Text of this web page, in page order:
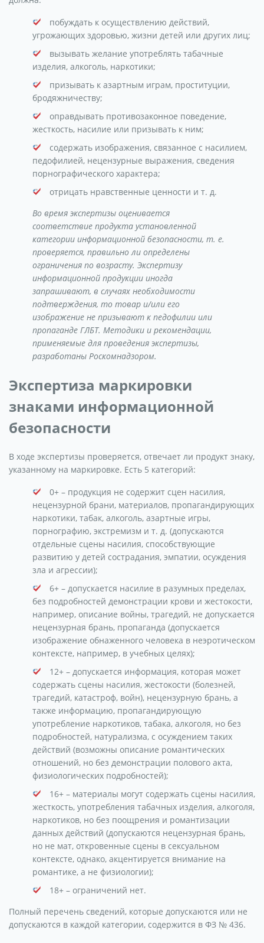
побуждать к осуществлению действий,
угрожающих здоровью, жизни детей или других лиц;
вызывать желание употреблять табачные
изделия, алкоголь, наркотики;
призывать к азартным играм, проституции,
бродяжничеству;
оправдывать противозаконное поведение,
жесткость, насилие или призывать к ним;
содержать изображения, связанное с насилием,
педофилией, нецензурные выражения, сведения
порнографического характера;
отрицать нравственные ценности и т. д.
Во время экспертизы оценивается
соответствие продукта установленной
категории информационной безопасности, т. е.
проверяется, правильно ли определены
ограничения по возрасту. Экспертизу
информационной продукции иногда
запрашивают, в случаях необходимости
подтверждения, то товар и/или его
изображение не призывают к педофилии или
пропаганде ГЛБТ. Методики и рекомендации,
применяемые для проведения экспертизы,
разработаны Роскомнадзором.
Экспертиза маркировки
знаками информационной
безопасности
В ходе экспертизы проверяется, отвечает ли продукт знаку,
указанному на маркировке. Есть 5 категорий:
0+ – продукция не содержит сцен насилия,
нецензурной брани, материалов, пропагандирующих
наркотики, табак, алкоголь, азартные игры,
порнографию, экстремизм и т. д. (допускаются
отдельные сцены насилия, способствующие
развитию у детей сострадания, эмпатии, осуждения
зла и агрессии);
6+ – допускается насилие в разумных пределах,
без подробностей демонстрации крови и жестокости,
например, описание войны, трагедий, не допускается
нецензурная брань, пропаганда (допускается
изображение обнаженного человека в неэротическом
контексте, например, в учебных целях);
12+ – допускается информация, которая может
содержать сцены насилия, жестокости (болезней,
трагедий, катастроф, войн), нецензурную брань, а
также информацию, пропагандирующую
употребление наркотиков, табака, алкоголя, но без
подробностей, натурализма, с осуждением таких
действий (возможны описание романтических
отношений, но без демонстрации полового акта,
физиологических подробностей);
16+ – материалы могут содержать сцены насилия,
жесткость, употребления табачных изделия, алкоголя,
наркотиков, но без поощрения и романтизации
данных действий (допускаются нецензурная брань,
но не мат, откровенные сцены в сексуальном
контексте, однако, акцентируется внимание на
романтике, а не физиологии);
18+ – ограничений нет.
Полный перечень сведений, которые допускаются или не
допускаются в каждой категории, содержится в ФЗ № 436.